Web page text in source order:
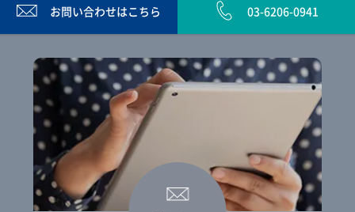
お問い合わせはこちら 03-6206-0941